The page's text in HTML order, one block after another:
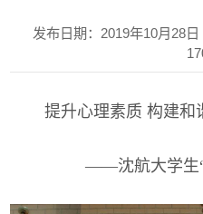
发布日期：2019年10月28日
提升心理素质 构建和
——沈航大学生“